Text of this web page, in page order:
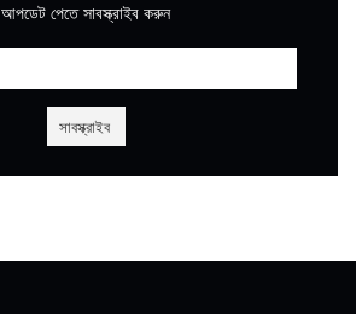
আপডেট পেতে সাবস্ক্রাইব করুন